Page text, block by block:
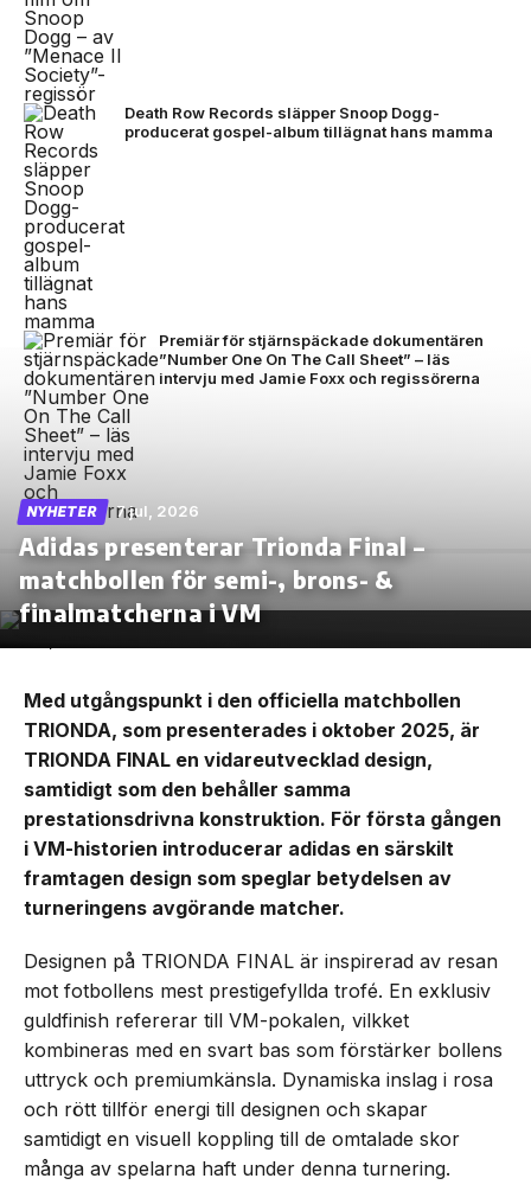
Death Row Records släpper Snoop Dogg-
producerat gospel-album tillägnat hans mamma
Premiär för stjärnspäckade dokumentären
”Number One On The Call Sheet” – läs
intervju med Jamie Foxx och regissörerna
NYHETER 7 jul, 2026
Adidas presenterar Trionda Final –
matchbollen för semi-, brons- &
finalmatcherna i VM
Med utgångspunkt i den officiella matchbollen
TRIONDA, som presenterades i oktober 2025, är
TRIONDA FINAL en vidareutvecklad design,
samtidigt som den behåller samma
prestationsdrivna konstruktion. För första gången
i VM-historien introducerar adidas en särskilt
framtagen design som speglar betydelsen av
turneringens avgörande matcher.
Designen på TRIONDA FINAL är inspirerad av resan
mot fotbollens mest prestigefyllda trofé. En exklusiv
guldfinish refererar till VM-pokalen, vilkket
kombineras med en svart bas som förstärker bollens
uttryck och premiumkänsla. Dynamiska inslag i rosa
och rött tillför energi till designen och skapar
samtidigt en visuell koppling till de omtalade skor
många av spelarna haft under denna turnering.